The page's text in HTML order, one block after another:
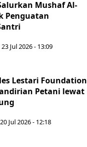
Mushaf Al-
Penguatan
Jul 2026 - 13:09
Lestari Foundation
Petani lewat
Jul 2026 - 12:18